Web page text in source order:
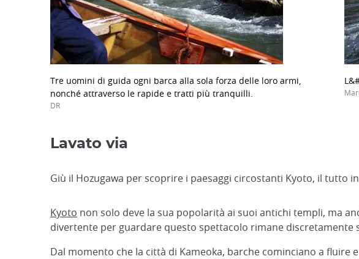
Tre uomini di guida ogni barca alla sola forza delle loro armi,
nonché attraverso le rapide e tratti più tranquilli.
DR
Lavato via
Giù il Hozugawa per scoprire i paesaggi circostanti Kyoto, il tutto
Kyoto non solo deve la sua popolarità ai suoi antichi templi, ma
divertente per guardare questo spettacolo rimane discretamente
Dal momento che la città di Kameoka, barche cominciano a